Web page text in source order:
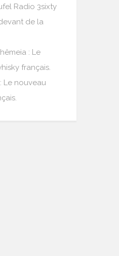
Radio 3sixty
de la
: Le
français.
Le nouveau